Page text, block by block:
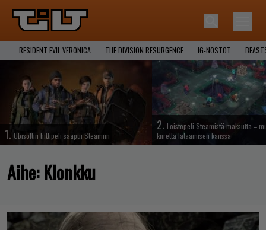
RESIDENT EVIL VERONICA THE DIVISION RESURGENCE IG-NOSTOT
1. Ubisoftin hittipeli saapui Steamiin
2. Loistopeli Steamistä maksutta –
kiirettä lataamisen kanssa
Aihe:Klonkku